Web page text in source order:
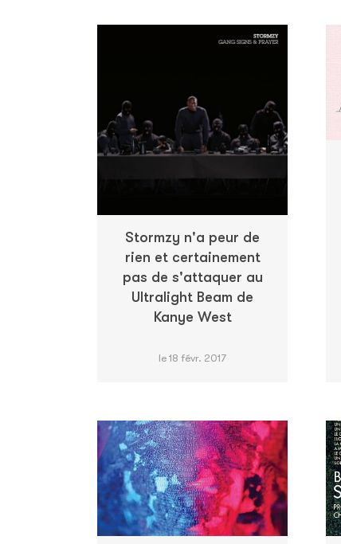
Stormzy n'a peur de
rien et certainement
pas de s'attaquer au
Ultralight Beam de
Kanye West
le 18 févr. 2017